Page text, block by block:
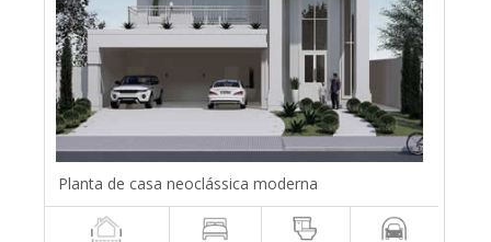
Planta de casa neoclássica moderna